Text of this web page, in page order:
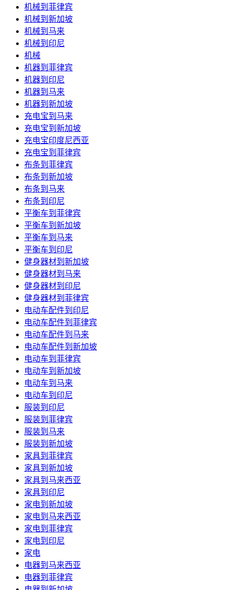
机械到菲律宾
机械到新加坡
机械到马来
机械到印尼
机械
机器到菲律宾
机器到印尼
机器到马来
机器到新加坡
充电宝到马来
充电宝到新加坡
充电宝印度尼西亚
充电宝到菲律宾
布条到菲律宾
布条到新加坡
布条到马来
布条到印尼
平衡车到菲律宾
平衡车到新加坡
平衡车到马来
平衡车到印尼
健身器材到新加坡
健身器材到马来
健身器材到印尼
健身器材到菲律宾
电动车配件到印尼
电动车配件到菲律宾
电动车配件到马来
电动车配件到新加坡
电动车到菲律宾
电动车到新加坡
电动车到马来
电动车到印尼
服装到印尼
服装到菲律宾
服装到马来
服装到新加坡
家具到菲律宾
家具到新加坡
家具到马来西亚
家具到印尼
家电到新加坡
家电到马来西亚
家电到菲律宾
家电到印尼
家电
电器到马来西亚
电器到菲律宾